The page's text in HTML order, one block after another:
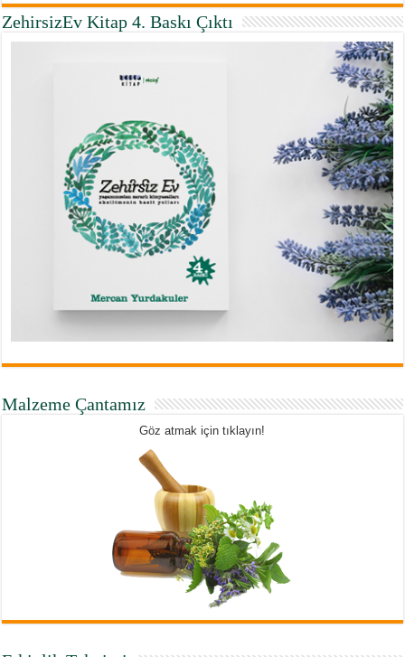
ZehirsizEv Kitap 4. Baskı Çıktı
Malzeme Çantamız
Göz atmak için tıklayın!